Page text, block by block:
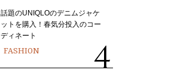
話題のUNIQLOのデニムジャケ
ットを購入！春気分投入のコー
ディネート
FASHION